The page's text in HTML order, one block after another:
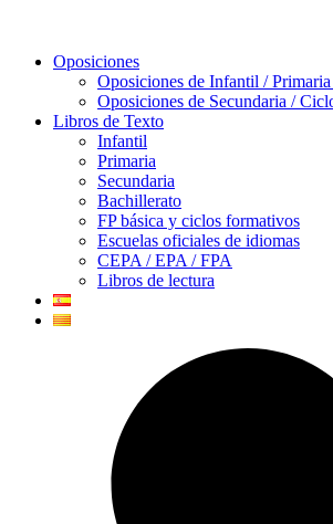
Oposiciones
Oposiciones de Infantil /
Oposiciones de Secundaria /
Libros de Texto
Infantil
Primaria
Secundaria
Bachillerato
FP básica y ciclos formativos
Escuelas oficiales de idiomas
CEPA / EPA / FPA
Libros de lectura